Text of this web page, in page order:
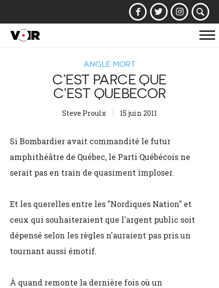
ANGLE MORT
C’EST PARCE QUE
C’EST QUEBECOR
Steve Proulx 15 juin 2011
Si Bombardier avait commandité le futur
amphithéâtre de Québec, le Parti Québécois ne
serait pas en train de quasiment imploser.
Et les querelles entre les "Nordiques Nation" et
ceux qui souhaiteraient que l'argent public soit
dépensé selon les règles n'auraient pas pris un
tournant aussi émotif.
À quand remonte la dernière fois où un